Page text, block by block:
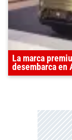
La marca
desembarca en